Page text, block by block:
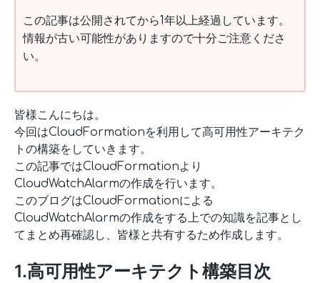
この記事は公開されてから1年以上経過しています。
情報が古い可能性がありますので十分ご注意くださ
い。
皆様こんにちは。
今回はCloudFormationを利用して高可用性アーキテク
トの構築をしていきます。
この記事ではCloudFormationより
CloudWatchAlarmの作成を行います。
このブログはCloudFormationによる
CloudWatchAlarmの作成をする上での知識を記事とし
てまとめ再確認し、皆様と共有するため作成します。
1.高可用性アーキテクト構築目次